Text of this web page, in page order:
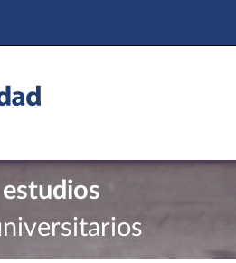
estudios